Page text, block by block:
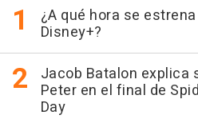
¿A qué hora se
Disney+?
Jacob Batalon explica
Peter en el final de
Day